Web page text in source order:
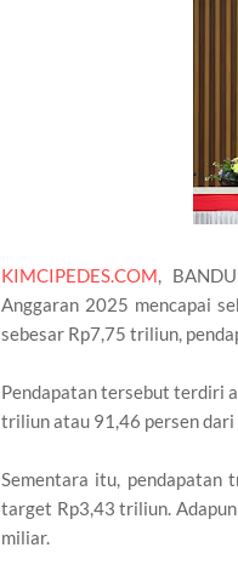
KIMCIPEDES.COM,
Anggaran 2025 mencapai
sebesar Rp7,75 triliun,
Pendapatan tersebut terdiri
triliun atau 91,46 persen
Sementara itu, pendapatan
target Rp3,43 triliun.
miliar.